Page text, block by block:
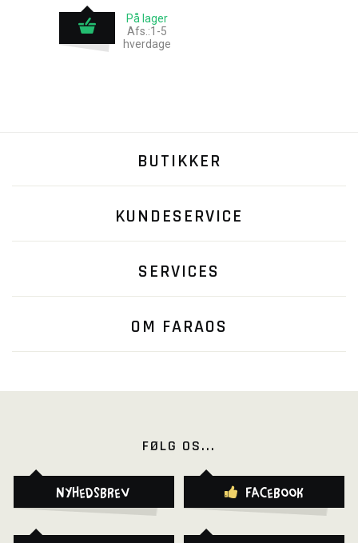
På lager
Afs.:1-5
hverdage
BUTIKKER
KUNDESERVICE
SERVICES
OM FARAOS
FØLG OS...
Nyhedsbrev Facebook